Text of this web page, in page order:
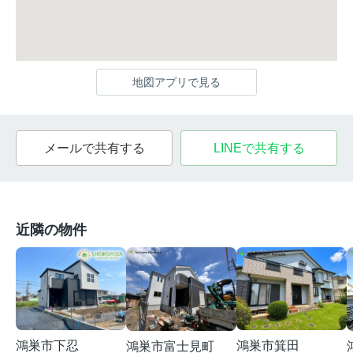
地図アプリで見る
メールで共有する LINEで共有する
近隣の物件
鴻巣市下忍
鴻巣市富士見町
鴻巣市箕田